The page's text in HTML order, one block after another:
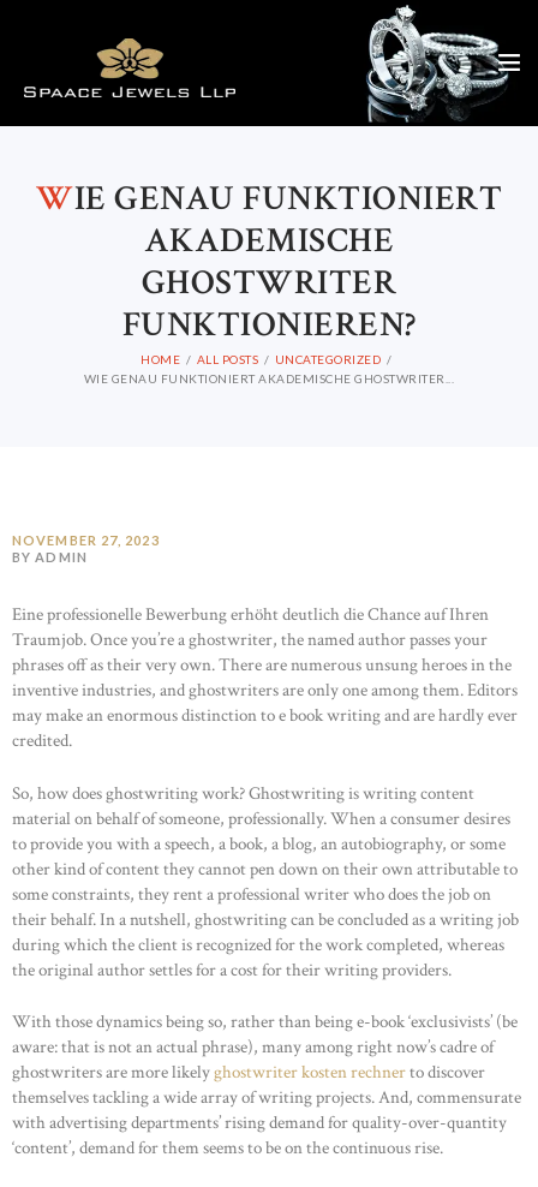
WIE GENAU FUNKTIONIERT
AKADEMISCHE
GHOSTWRITER
FUNKTIONIEREN?
HOME ALL POSTS
UNCATEGORIZED
WIE GENAU FUNKTIONIERT AKADEMISCHE GHOSTWRITER...
NOVEMBER 27, 2023
BY ADMIN
Eine professionelle Bewerbung erhöht deutlich die Chance auf Ihren
Traumjob. Once you’re a ghostwriter, the named author passes your
phrases off as their very own. There are numerous unsung heroes in the
inventive industries, and ghostwriters are only one among them. Editors
may make an enormous distinction to e book writing and are hardly ever
credited.
So, how does ghostwriting work? Ghostwriting is writing content
material on behalf of someone, professionally. When a consumer desires
to provide you with a speech, a book, a blog, an autobiography, or some
other kind of content they cannot pen down on their own attributable to
some constraints, they rent a professional writer who does the job on
their behalf. In a nutshell, ghostwriting can be concluded as a writing job
during which the client is recognized for the work completed, whereas
the original author settles for a cost for their writing providers.
With those dynamics being so, rather than being e-book ‘exclusivists’ (be
aware: that is not an actual phrase), many among right now’s cadre of
ghostwriters are more likelyghostwriter kosten rechnerto discover
themselves tackling a wide array of writing projects. And, commensurate
with advertising departments’ rising demand for quality-over-quantity
‘content’, demand for them seems to be on the continuous rise.